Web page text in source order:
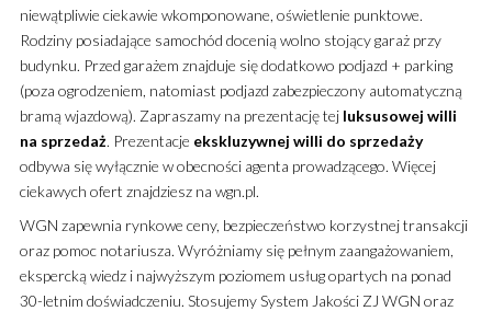
niewątpliwie ciekawie wkomponowane, oświetlenie punktowe.
Rodziny posiadające samochód docenią wolno stojący garaż przy
budynku. Przed garażem znajduje się dodatkowo podjazd + parking
(poza ogrodzeniem, natomiast podjazd zabezpieczony automatyczną
bramą wjazdową). Zapraszamy na prezentację tej luksusowej willi
na sprzedaż. Prezentacje ekskluzywnej willi do sprzedaży
odbywa się wyłącznie w obecności agenta prowadzącego. Więcej
ciekawych ofert znajdziesz na wgn.pl.
WGN zapewnia rynkowe ceny, bezpieczeństwo korzystnej transakcji
oraz pomoc notariusza. Wyróżniamy się pełnym zaangażowaniem,
ekspercką wiedz i najwyższym poziomem usług opartych na ponad
30-letnim doświadczeniu. Stosujemy System Jakości ZJ WGN oraz